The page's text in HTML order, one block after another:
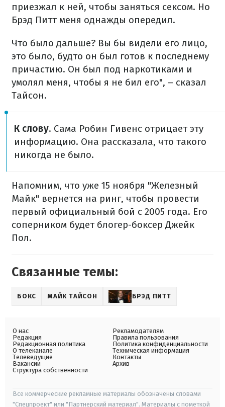
приезжал к ней, чтобы заняться сексом. Но
Брэд Питт меня однажды опередил.
Что было дальше? Вы бы видели его лицо,
это было, будто он был готов к последнему
причастию. Он был под наркотиками и
умолял меня, чтобы я не бил его", – сказал
Тайсон.
К слову. Сама Робин Гивенс отрицает эту
информацию. Она рассказала, что такого
никогда не было.
Напомним, что уже 15 ноября "Железный
Майк" вернется на ринг, чтобы провести
первый официальный бой с 2005 года. Его
соперником будет блогер-боксер Джейк
Пол.
Связанные темы:
БОКС МАЙК ТАЙСОН БРЭД ПИТТ
О нас
Редакция
Редакционная политика
О телеканале
Телеведущие
Вакансии
Структура собственности
Рекламодателям
Правила пользования
Политика конфиденциальности
Техническая информация
Контакты
Архив
Все коммерческие рекламные материалы обозначены словами
"Спецпроект" или "Партнерский материал". Материалы с пометкой